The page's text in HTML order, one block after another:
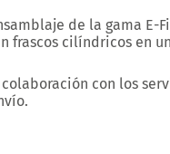
de la gama E-
frascos cilíndricos en
con los